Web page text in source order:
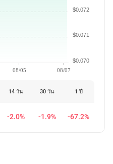
08/05 08/07
$0.070
$0.071
$0.072
14 วัน 30 วัน 1 ปี
-2.0% -1.9% -67.2%